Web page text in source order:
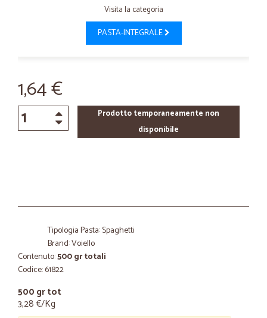
Visita la categoria
PASTA-INTEGRALE
1,64 €
Prodotto temporaneamente non
disponibile
Tipologia Pasta: Spaghetti
Brand: Voiello
Contenuto:500 gr totali
Codice: 61822
500 gr tot
3,28 €/Kg